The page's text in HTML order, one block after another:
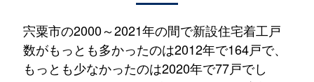
宍粟市の2000～2021年の間で新設住宅着工戸
数がもっとも多かったのは2012年で164戸で、
もっとも少なかったのは2020年で77戸でし